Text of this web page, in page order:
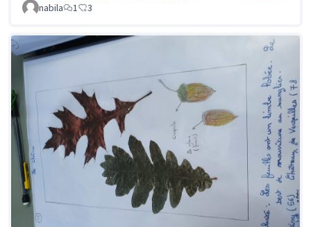
nabila
1 3